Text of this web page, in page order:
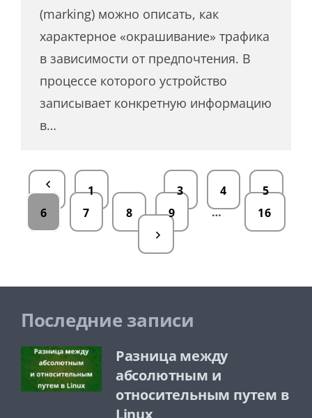
(marking) можно описать, как
характерное «окрашивание» трафика
в зависимости от предпочтения. В
процессе которого устройство
записывает конкретную информацию
в…
1 … 3 4
5
6
7 8 9 … 16
Последние записи
Разница между
абсолютным и
относительным путем в
Linux